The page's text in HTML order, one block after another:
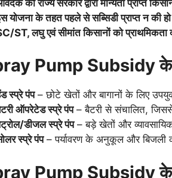
को राज्य सरकार द्वारा मान्यता प्राप्त
योजना के तहत पहले से सब्सिडी प्राप्त न की
ST, लघु एवं सीमांत किसानों को प्राथमिकता
Pump Subsidy के
स्प्रे पंप– छोटे खेतों और बागानों के लिए
ऑपरेटेड स्प्रे पंप– बैटरी से संचालित,
डीजल स्प्रे पंप– बड़े खेतों और
स्प्रे पंप– पर्यावरण के अनुकूल और बिजली
Pump Subsidy के